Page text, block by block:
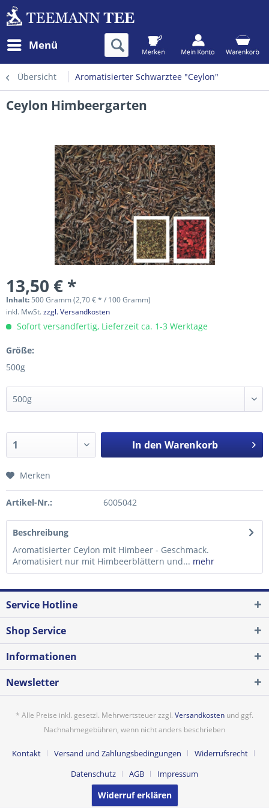
Menü
Übersicht Aromatisierter Schwarztee "Ceylon"
Ceylon Himbeergarten
13,50 € *
Inhalt: 500 Gramm (2,70 € * / 100 Gramm)
inkl. MwSt.zzgl. Versandkosten
Sofort versandfertig, Lieferzeit ca. 1-3 Werktage
Größe:
500g
In den Warenkorb
Merken
Artikel-Nr.: 6005042
Beschreibung
Aromatisierter Ceylon mit Himbeer - Geschmack.
Aromatisiert nur mit Himbeerblättern und... mehr
Service Hotline
Shop Service
Informationen
Newsletter
* Alle Preise inkl. gesetzl. Mehrwertsteuer zzgl. Versandkosten und ggf.
Nachnahmegebühren, wenn nicht anders beschrieben
Kontakt Versand und Zahlungsbedingungen
Widerrufsrecht
Datenschutz
AGB Impressum
Widerruf erklären